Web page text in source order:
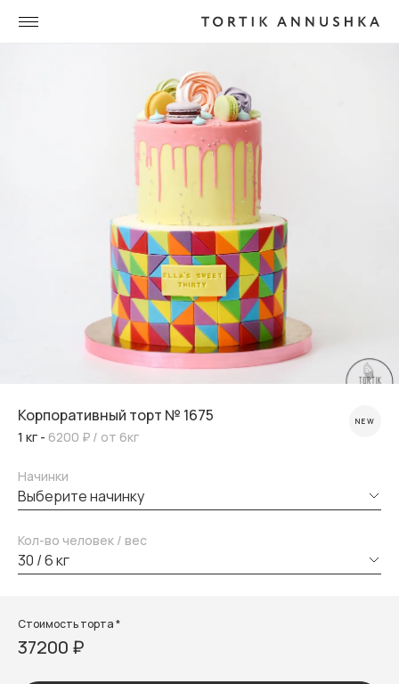
Корпоративный торт № 1675
1 кг - 6200 ₽ / от 6кг
NEW
Начинки
выберите начинку
Кол-во человек / вес
30 / 6 кг
Стоимость торта *
37200 ₽